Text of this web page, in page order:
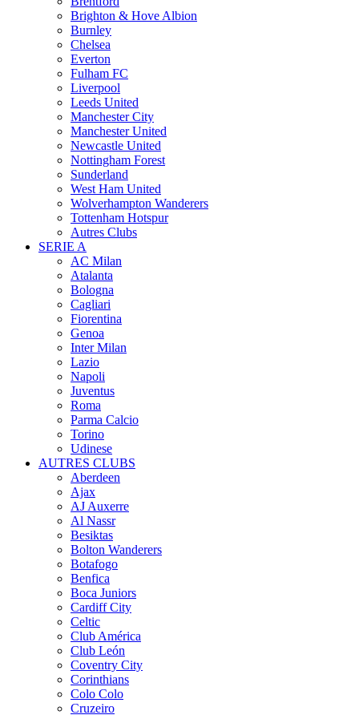
Brighton & Hove Albion
Burnley
Chelsea
Everton
Fulham FC
Liverpool
Leeds United
Manchester City
Manchester United
Newcastle United
Nottingham Forest
Sunderland
West Ham United
Wolverhampton Wanderers
Tottenham Hotspur
Autres Clubs
SERIE A
AC Milan
Atalanta
Bologna
Cagliari
Fiorentina
Genoa
Inter Milan
Lazio
Napoli
Juventus
Roma
Parma Calcio
Torino
Udinese
AUTRES CLUBS
Aberdeen
Ajax
AJ Auxerre
Al Nassr
Besiktas
Bolton Wanderers
Botafogo
Benfica
Boca Juniors
Cardiff City
Celtic
Club América
Club León
Coventry City
Corinthians
Colo Colo
Cruzeiro